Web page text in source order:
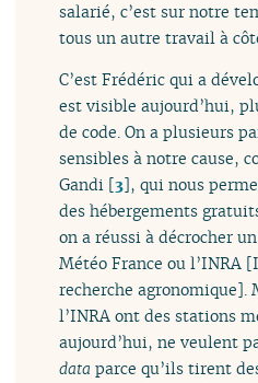
salarié, c’est sur notre
tous un autre travail à
C’est Frédéric qui a
est visible aujourd’hui,
de code. On a plusieurs
sensibles à notre cause,
Gandi [3], qui nous
des hébergements
on a réussi à décrocher
Météo France ou
recherche agronomique].
l’INRA ont des stations
aujourd’hui, ne veulent
data parce qu’ils tirent